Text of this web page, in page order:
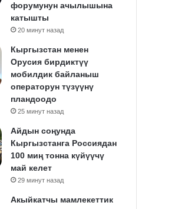
форумунун ачылышына
катышты
20 минут назад
Кыргызстан менен
Орусия бирдиктүү
мобилдик байланыш
операторун түзүүнү
пландоодо
25 минут назад
Айдын соңунда
Кыргызстанга Россиядан
100 миң тонна күйүүчү
май келет
29 минут назад
Акыйкатчы мамлекеттик